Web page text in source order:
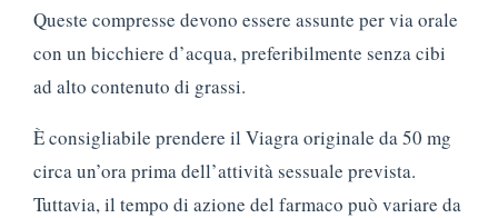
Queste compresse devono essere assunte per via orale
con un bicchiere d’acqua, preferibilmente senza cibi
ad alto contenuto di grassi.
È consigliabile prendere il Viagra originale da 50 mg
circa un’ora prima dell’attività sessuale prevista.
Tuttavia, il tempo di azione del farmaco può variare da